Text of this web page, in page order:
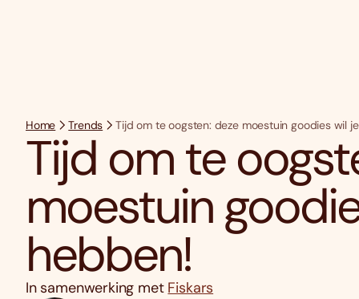
Home Trends Tijd om te oogsten: deze moestuin goodies wil
Tijd om te
moestuin
hebben!
In samenwerking met Fiskars